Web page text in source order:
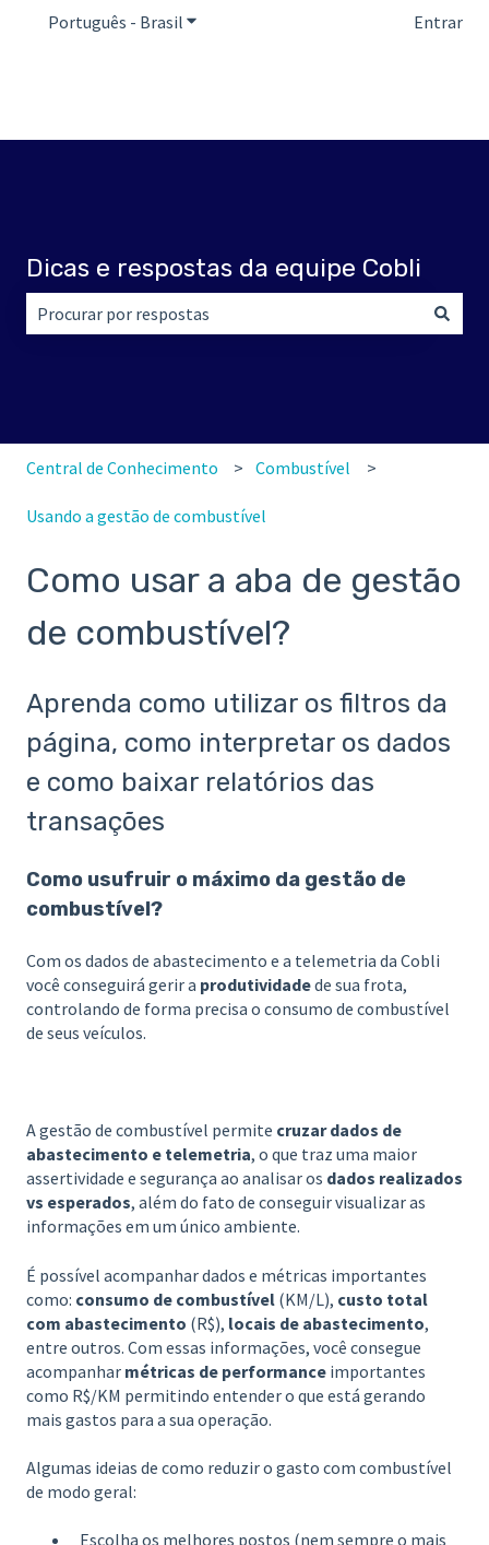
Português - Brasil Mostrar submenu para traduçõesEntrar
Dicas e respostas da equipe Cobli
Central de Conhecimento Combustível
Usando a gestão de combustível
Como usar a aba de gestão
de combustível?
Aprenda como utilizar os filtros da
página, como interpretar os dados
e como baixar relatórios das
transações
Como usufruir o máximo da gestão de
combustível?
Com os dados de abastecimento e a telemetria da Cobli
você conseguirá gerir a produtividadede sua frota,
controlando de forma precisa o consumo de combustível
de seus veículos.
A gestão de combustível permite cruzar dados de
abastecimento e telemetria, o que traz uma maior
assertividade e segurança ao analisar os dados realizados
vs esperados, além do fato de conseguir visualizar as
informações em um único ambiente.
É possível acompanhar dados e métricas importantes
como: consumo de combustível (KM/L), custo total
com abastecimento (R$), locais de abastecimento,
entre outros. Com essas informações, você consegue
acompanhar métricas de performance importantes
como R$/KM permitindo entender o que está gerando
mais gastos para a sua operação.
Algumas ideias de como reduzir o gasto com combustível
de modo geral:
Escolha os melhores postos (nem sempre o mais